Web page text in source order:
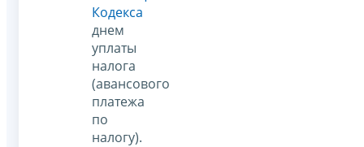
Кодекса
днем
уплаты
налога
(авансового
платежа
по
налогу).